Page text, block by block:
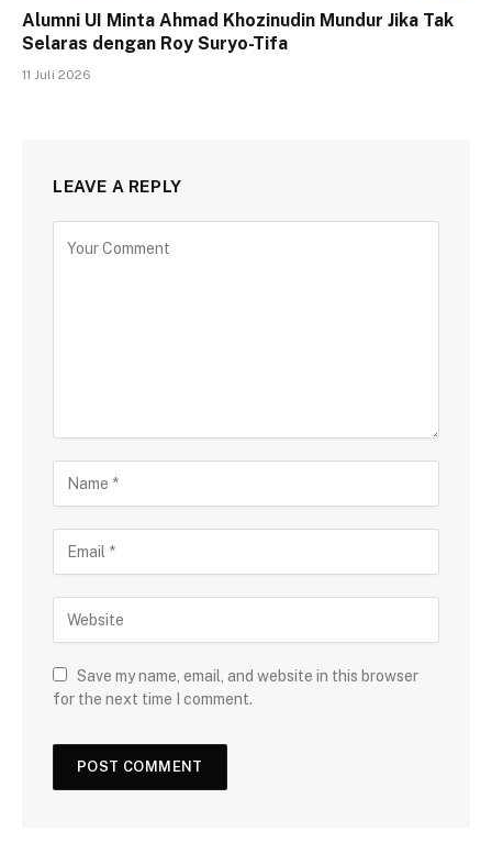
Alumni UI Minta Ahmad Khozinudin Mundur Jika Tak
Selaras dengan Roy Suryo-Tifa
11 Juli 2026
LEAVE A REPLY
Save my name, email, and website in this browser
for the next time I comment.